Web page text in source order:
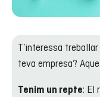
T’interessa
teva empresa?
Tenim un repte: El